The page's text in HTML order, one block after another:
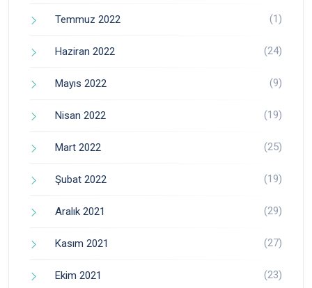
Temmuz 2022 (1)
Haziran 2022 (24)
Mayıs 2022 (9)
Nisan 2022 (19)
Mart 2022 (25)
Şubat 2022 (19)
Aralık 2021 (29)
Kasım 2021 (27)
Ekim 2021 (23)